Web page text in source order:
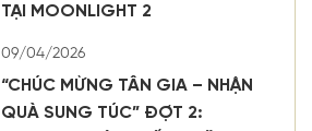
TẠI MOONLIGHT 2
09/04/2026
“CHÚC MỪNG TÂN GIA – NHẬN
QUÀ SUNG TÚC” ĐỢT 2: